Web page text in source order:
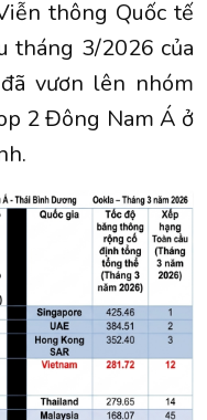
thông Quốc tế
tháng 3/2026 của
vươn lên nhóm
2 Đông Nam Á ở